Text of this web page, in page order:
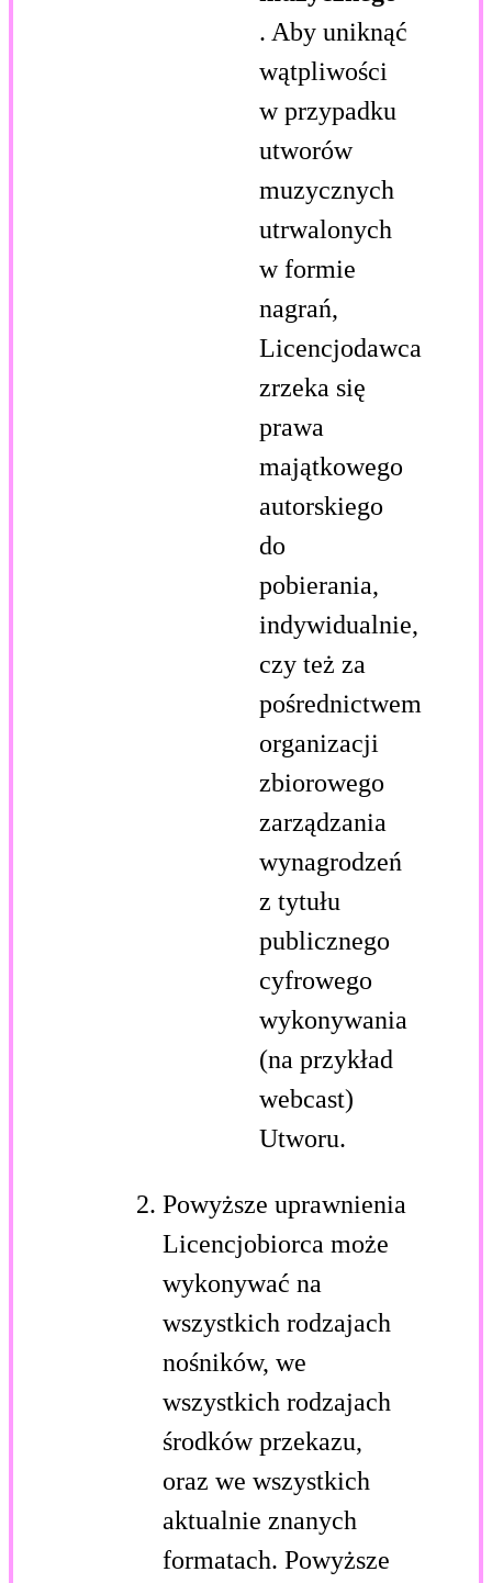
. Aby uniknąć
wątpliwości
w przypadku
utworów
muzycznych
utrwalonych
w formie
nagrań,
Licencjodawca
zrzeka się
prawa
majątkowego
autorskiego
do
pobierania,
indywidualnie,
czy też za
pośrednictwem
organizacji
zbiorowego
zarządzania
wynagrodzeń
z tytułu
publicznego
cyfrowego
wykonywania
(na przykład
webcast)
Utworu.
Powyższe uprawnienia
Licencjobiorca może
wykonywać na
wszystkich rodzajach
nośników, we
wszystkich rodzajach
środków przekazu,
oraz we wszystkich
aktualnie znanych
formatach. Powyższe